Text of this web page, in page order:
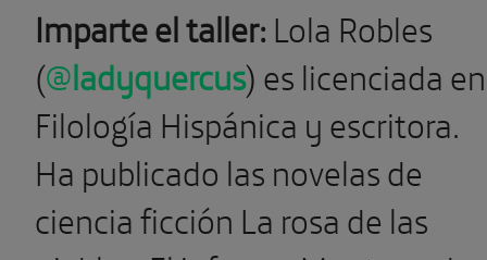
Imparte el taller: Lola Robles
(@ladyquercus
Filología Hispánica y escritora.
Ha publicado las novelas de
ciencia ficción La rosa de las